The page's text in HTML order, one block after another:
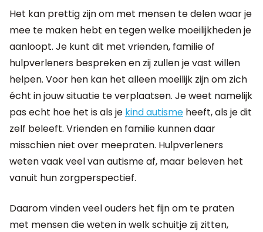
Het kan prettig zijn om met mensen te delen waar je
mee te maken hebt en tegen welke moeilijkheden je
aanloopt. Je kunt dit met vrienden, familie of
hulpverleners bespreken en zij zullen je vast willen
helpen. Voor hen kan het alleen moeilijk zijn om zich
écht in jouw situatie te verplaatsen. Je weet namelijk
pas echt hoe het is als je kind autisme heeft, als je dit
zelf beleeft. Vrienden en familie kunnen daar
misschien niet over meepraten. Hulpverleners
weten vaak veel van autisme af, maar beleven het
vanuit hun zorgperspectief.
Daarom vinden veel ouders het fijn om te praten
met mensen die weten in welk schuitje zij zitten,